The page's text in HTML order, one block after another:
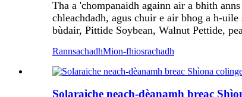
Tha a 'chompanaidh againn air a bhith
chleachdadh, agus chuir e air bhog a h-
bùdair, Pittide Soybean, Walnut Pettide,
RannsachadhMion-fhiosrachadh
Solaraiche neach-dèanamh breac